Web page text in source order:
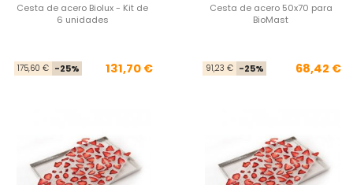
Cesta de acero Biolux - Kit de
6 unidades
Precio base
175,60 € -25% Precio
131,70 €
Cesta de acero 50x70 para
BioMast
91,23 € -25% 68,42 €